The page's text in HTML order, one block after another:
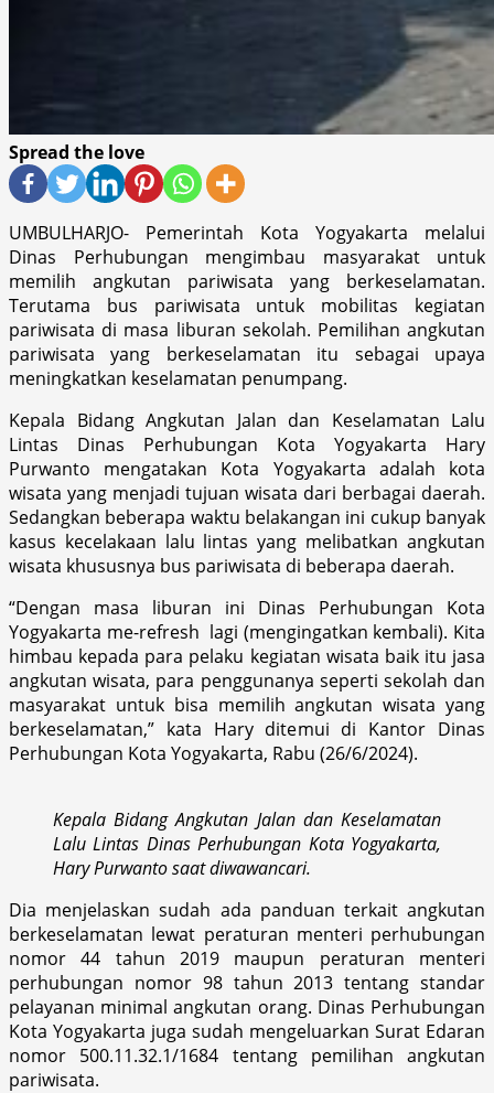
Spread the love
UMBULHARJO- Pemerintah Kota Yogyakarta melalui
Dinas Perhubungan mengimbau masyarakat untuk
memilih angkutan pariwisata yang berkeselamatan.
Terutama bus pariwisata untuk mobilitas kegiatan
pariwisata di masa liburan sekolah. Pemilihan angkutan
pariwisata yang berkeselamatan itu sebagai upaya
meningkatkan keselamatan penumpang.
Kepala Bidang Angkutan Jalan dan Keselamatan Lalu
Lintas Dinas Perhubungan Kota Yogyakarta Hary
Purwanto mengatakan Kota Yogyakarta adalah kota
wisata yang menjadi tujuan wisata dari berbagai daerah.
Sedangkan beberapa waktu belakangan ini cukup banyak
kasus kecelakaan lalu lintas yang melibatkan angkutan
wisata khususnya bus pariwisata di beberapa daerah.
“Dengan masa liburan ini Dinas Perhubungan Kota
Yogyakarta me-refresh lagi (mengingatkan kembali). Kita
himbau kepada para pelaku kegiatan wisata baik itu jasa
angkutan wisata, para penggunanya seperti sekolah dan
masyarakat untuk bisa memilih angkutan wisata yang
berkeselamatan,” kata Hary ditemui di Kantor Dinas
Perhubungan Kota Yogyakarta, Rabu (26/6/2024).
Kepala Bidang Angkutan Jalan dan Keselamatan
Lalu Lintas Dinas Perhubungan Kota Yogyakarta,
Hary Purwanto saat diwawancari.
Dia menjelaskan sudah ada panduan terkait angkutan
berkeselamatan lewat peraturan menteri perhubungan
nomor 44 tahun 2019 maupun peraturan menteri
perhubungan nomor 98 tahun 2013 tentang standar
pelayanan minimal angkutan orang. Dinas Perhubungan
Kota Yogyakarta juga sudah mengeluarkan Surat Edaran
nomor 500.11.32.1/1684 tentang pemilihan angkutan
pariwisata.